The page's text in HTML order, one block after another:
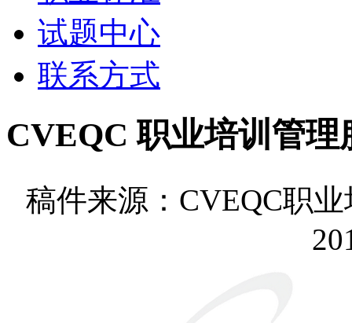
试题中心
联系方式
CVEQC 职业培训管理
稿件来源：CVEQC